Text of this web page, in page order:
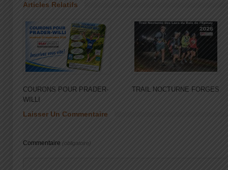
Articles Relatifs
COURONS POUR PRADER-
WILLI
TRAIL NOCTURNE FORGES
Laisser Un Commentaire
Commentaire (obligatoire)